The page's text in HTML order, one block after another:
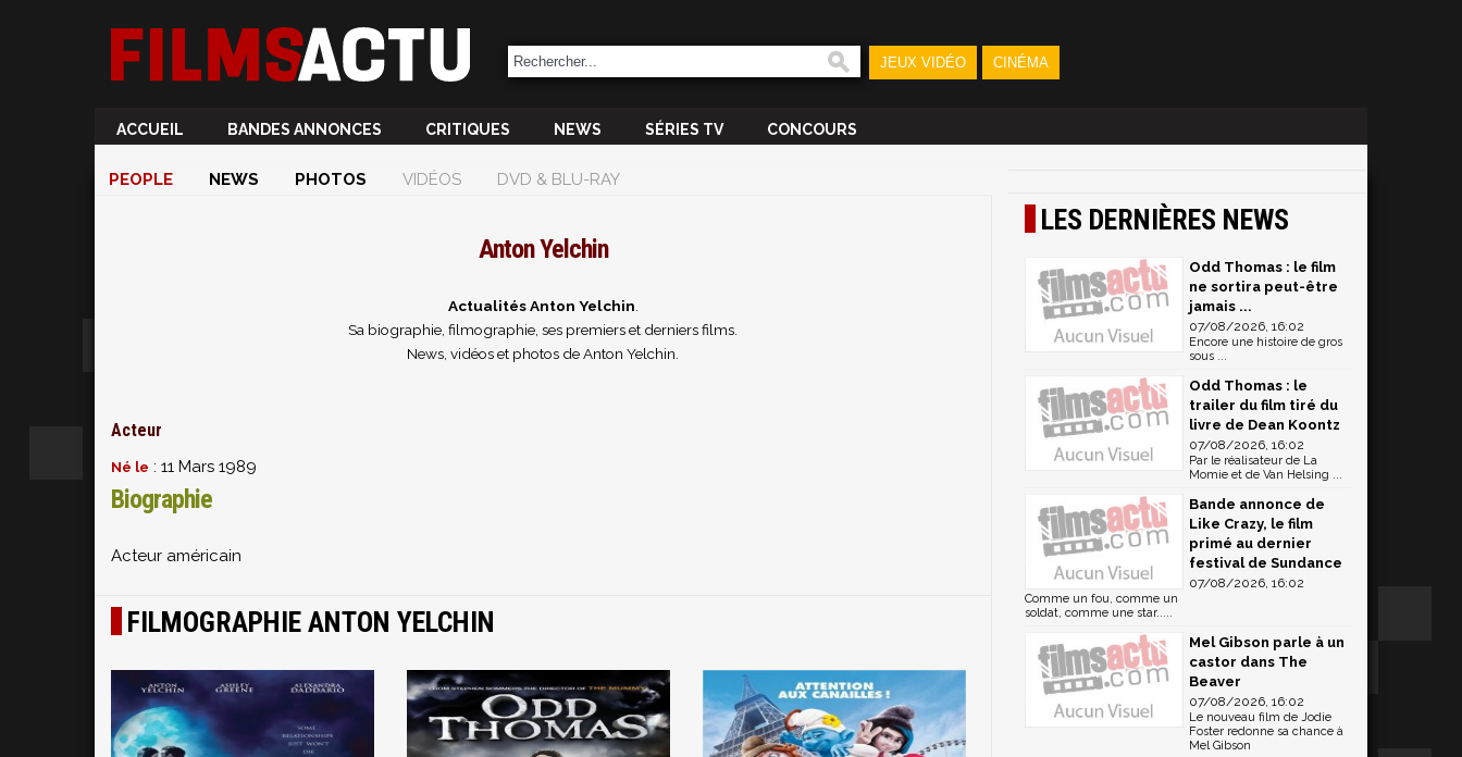
JEUX VIDÉO CINÉMA
ACCUEIL BANDES ANNONCES CRITIQUES NEWS SÉRIES TV CONCOURS
PEOPLE NEWS PHOTOS VIDÉOS DVD & BLU-RAY
Anton Yelchin
Actualités Anton Yelchin
Sa biographie, filmographie, ses premiers et derniers films.
News, vidéos et photos de Anton Yelchin.
Acteur
Né le : 11 Mars 1989
Biographie
Acteur américain
FILMOGRAPHIE ANTON YELCHIN
LES DERNIÈRES NEWS
Odd Thomas : le film
ne sortira peut-être
jamais ...
07/08/2026, 16:02
Encore une histoire de gros
sous ...
Odd Thomas : le
trailer du film tiré du
livre de Dean Koontz
07/08/2026, 16:02
Par le réalisateur de La
Momie et de Van Helsing ...
Bande annonce de
Like Crazy, le film
primé au dernier
festival de Sundance
07/08/2026, 16:02
Comme un fou, comme un
soldat, comme une star.....
Mel Gibson parle à un
castor dans The
Beaver
07/08/2026, 16:02
Le nouveau film de Jodie
Foster redonne sa chance à
Mel Gibson